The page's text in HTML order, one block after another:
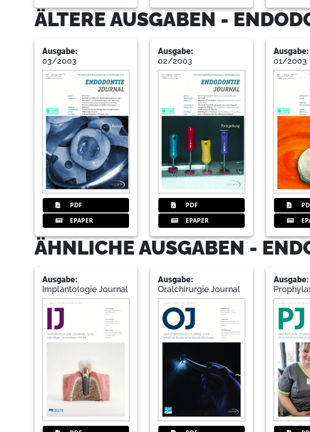
ÄLTERE AUSGABEN -
Ausgabe:
03/2003
PDF
EPAPER
Ausgabe:
02/2003
PDF
EPAPER
Ausgabe:
01/2003
ÄHNLICHE AUSGABEN -
Ausgabe:
Implantologie Journal
Ausgabe:
Oralchirurgie Journal
Ausgabe: